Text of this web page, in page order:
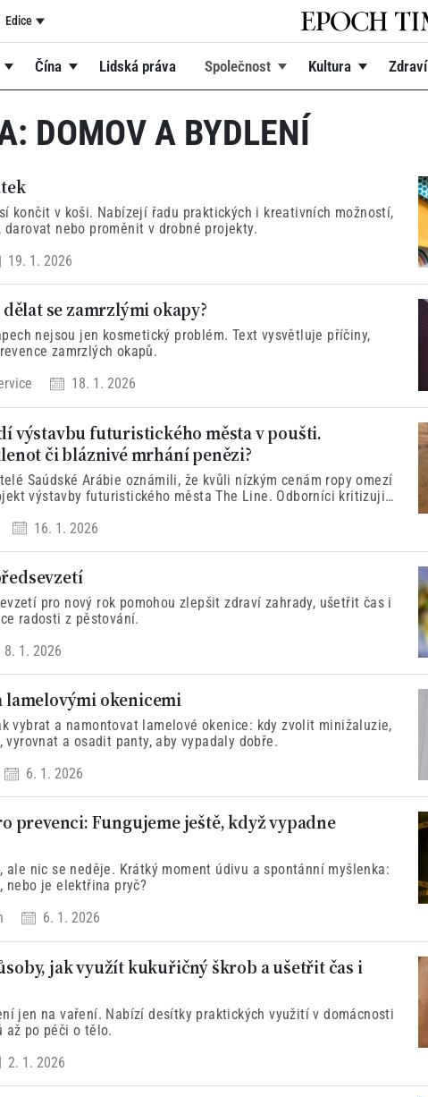
Edice
Čína Lidská práva Společnost Kultura Zdraví
DOMOV A BYDLENÍ
končit v koši. Nabízejí řadu praktických i kreativních možností,
darovat nebo proměnit v drobné projekty.
19. 1. 2026
dělat se zamrzlými okapy?
nejsou jen kosmetický problém. Text vysvětluje příčiny,
zamrzlých okapů.
18. 1. 2026
výstavbu futuristického města v poušti.
či bláznivé mrhání penězi?
Saúdské Arábie oznámili, že kvůli nízkým cenám ropy omezí
výstavby futuristického města The Line. Odborníci kritizuji
16. 1. 2026
pro nový rok pomohou zlepšit zdraví zahrady, ušetřit čas i
radosti z pěstování.
8. 1. 2026
lamelovými okenicemi
vybrat a namontovat lamelové okenice: kdy zvolit minižaluzie,
a osadit panty, aby vypadaly dobře.
6. 1. 2026
prevenci: Fungujeme ještě, když vypadne
ale nic se neděje. Krátký moment údivu a spontánní myšlenka:
nebo je elektřina pryč?
6. 1. 2026
jak využít kukuřičný škrob a ušetřit čas i
jen na vaření. Nabízí desítky praktických využití v domácnosti
až po péči o tělo.
2. 1. 2026